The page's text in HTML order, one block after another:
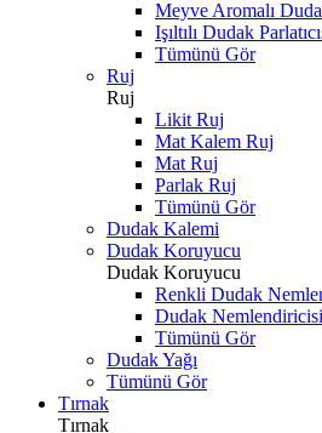
Meyve Aromalı
Işıltılı Dudak
Tümünü Gör
Ruj
Ruj
Likit Ruj
Mat Kalem Ruj
Mat Ruj
Parlak Ruj
Tümünü Gör
Dudak Kalemi
Dudak Koruyucu
Dudak Koruyucu
Renkli Dudak
Dudak Nemlendiricisi
Tümünü Gör
Dudak Yağı
Tümünü Gör
Tırnak
Tırnak